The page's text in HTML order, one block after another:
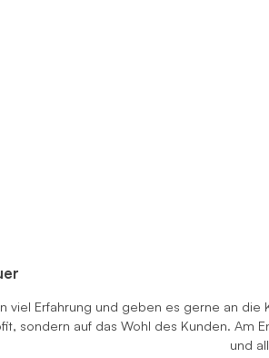
viel Erfahrung und geben es gerne an
sondern auf das Wohl des Kunden. Am
und